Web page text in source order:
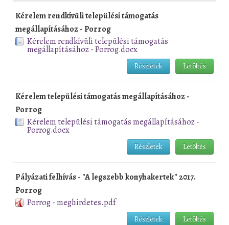
Kérelem rendkívüli települési támogatás
megállapításához - Porrog
Kérelem rendkívüli települési támogatás
megállapításához - Porrog.docx
Letöltés
Részletek
Kérelem települési támogatás megállapításához -
Porrog
Kérelem települési támogatás megállapításához -
Porrog.docx
Letöltés
Részletek
Pályázati felhívás - "A legszebb konyhakertek" 2017.
Porrog
Porrog - meghirdetes.pdf
Letöltés
Részletek